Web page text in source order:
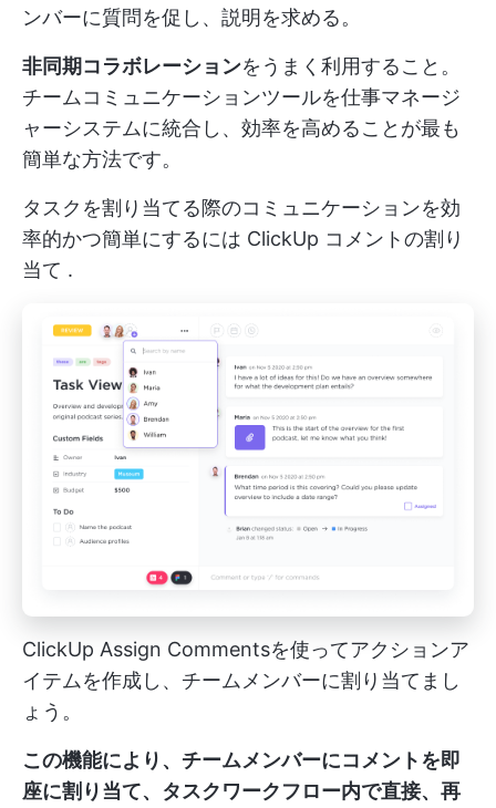
ンバーに質問を促し、説明を求める。
非同期コラボレーションをうまく利用すること。
チームコミュニケーションツールを仕事マネージ
ャーシステムに統合し、効率を高めることが最も
簡単な方法です。
タスクを割り当てる際のコミュニケーションを効
率的かつ簡単にするには ClickUp コメントの割り
当て .
ClickUp Assign Commentsを使ってアクションア
イテムを作成し、チームメンバーに割り当てまし
ょう。
この機能により、チームメンバーにコメントを即
座に割り当て、タスクワークフロー内で直接、再